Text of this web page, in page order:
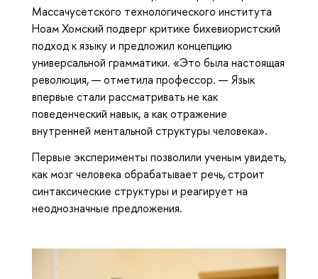
Массачусетского технологического института
Ноам Хомский подверг критике бихевиористский
подход к языку и предложил концепцию
универсальной грамматики. «Это была настоящая
революция, — отметила профессор. — Язык
впервые стали рассматривать не как
поведенческий навык, а как отражение
внутренней ментальной структуры человека».
Первые эксперименты позволили ученым увидеть,
как мозг человека обрабатывает речь, строит
синтаксические структуры и реагирует на
неоднозначные предложения.